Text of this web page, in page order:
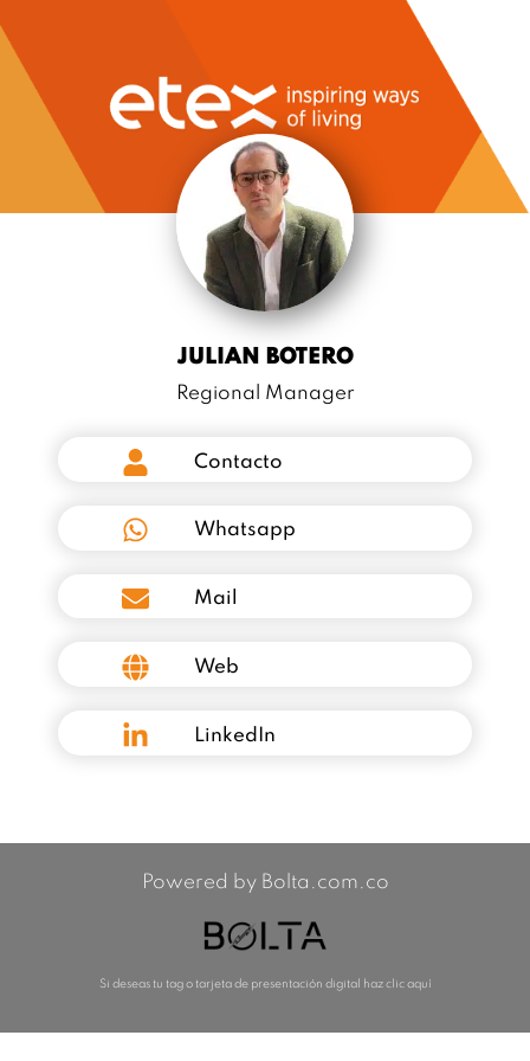
JULIAN BOTERO
Regional Manager
Contacto
Whatsapp
Mail
Web
LinkedIn
Powered by Bolta.com.co
Si deseas tu tag o tarjeta de presentación digital haz clic aquí